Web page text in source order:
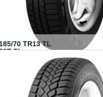
185/70 TR13 TL
FI...